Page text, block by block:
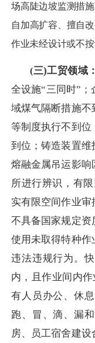
场高陡边坡监测措
自加高扩容、擅自
作业未经设计或不按
(三)工贸领域：
全设施“三同时”；
域煤气隔断措施不
等制度执行不到位
到位；铸造装置维
熔融金属吊运影响
所进行辨识，有
实有限空间作业
不具备国家规定资
使用未取得特种作
违法违规行为。
内，且作业间内
有人员办公、休
跑、冒、滴、漏
房、员工宿舍建